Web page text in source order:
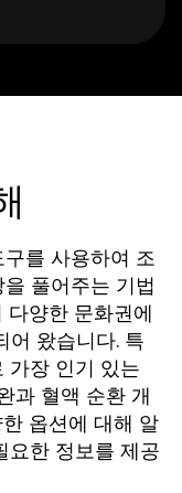
를 사용하여 조
풀어주는 기법
다양한 문화권에
어 왔습니다. 특
가장 인기 있는
과 혈액 순환 개
옵션에 대해 알
요한 정보를 제공